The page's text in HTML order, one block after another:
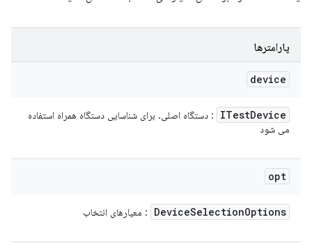
پارامترها
device
ITestDevice
: دستگاه اصلی. برای شناسایی دستگاه همراه استفاده
می شود
opt
DeviceSelectionOptions : معیارهای انتخاب